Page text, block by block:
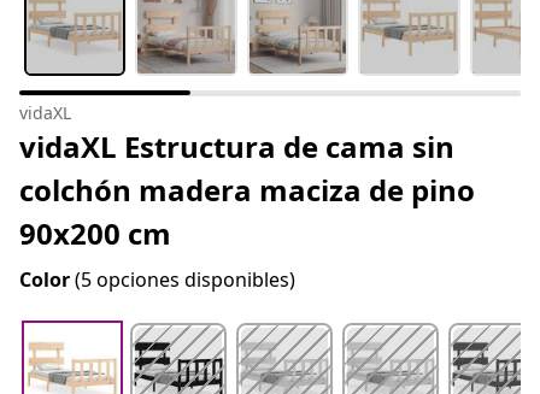
vidaXL
vidaXL Estructura de cama sin
colchón madera maciza de pino
90x200 cm
Color(5 opciones disponibles)